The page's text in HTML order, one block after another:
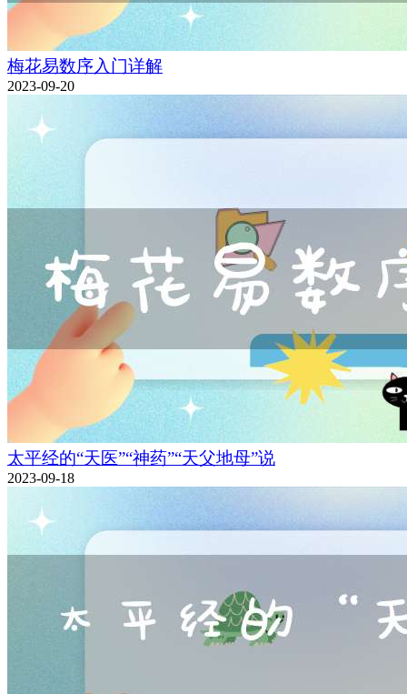
梅花易数序入门详解
2023-09-20
太平经的“天医”“神药”“天父地母”说
2023-09-18